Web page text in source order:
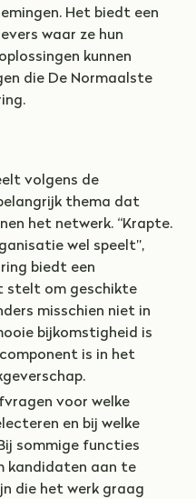
Het biedt een
waar ze hun
kunnen
die De Normaalste
volgens de
thema dat
het netwerk. “Krapte.
wel speelt”,
biedt een
stelt om geschikte
misschien niet in
bijkomstigheid is
is in het
voor welke
en bij welke
sommige functies
kandidaten aan te
die het werk graag